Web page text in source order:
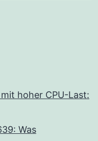
hoher CPU-Last:
Was